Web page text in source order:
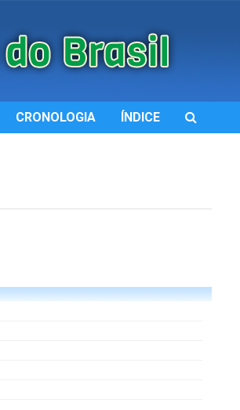
CRONOLOGIA ÍNDICE